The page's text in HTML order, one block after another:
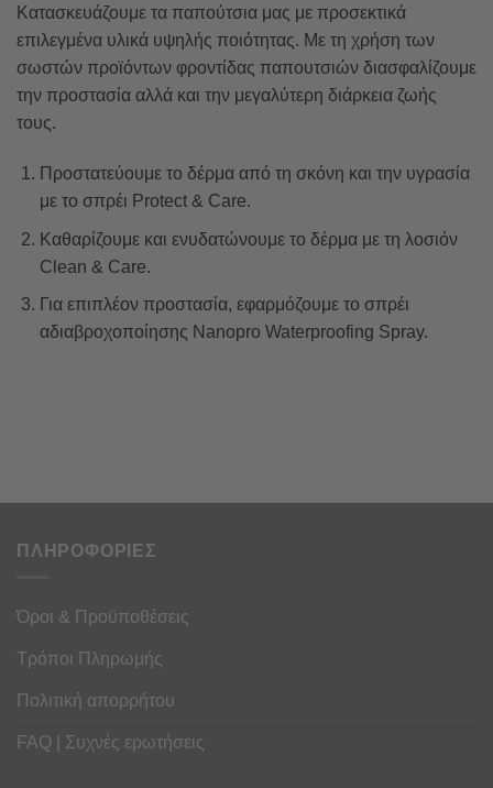
Κατασκευάζουμε τα παπούτσια μας με προσεκτικά
επιλεγμένα υλικά υψηλής ποιότητας. Με τη χρήση των
σωστών προϊόντων φροντίδας παπουτσιών διασφαλίζουμε
την προστασία αλλά και την μεγαλύτερη διάρκεια ζωής
τους.
Προστατεύουμε το δέρμα από τη σκόνη και την υγρασία
με το σπρέι Protect & Care.
Καθαρίζουμε και ενυδατώνουμε το δέρμα με τη λοσιόν
Clean & Care.
Για επιπλέον προστασία, εφαρμόζουμε το σπρέι
αδιαβροχοποίησης Nanopro Waterproofing Spray.
ΠΛΗΡΟΦΟΡΙΕΣ
Όροι & Προϋποθέσεις
Τρόποι Πληρωμής
Πολιτική απορρήτου
FAQ | Συχνές ερωτήσεις